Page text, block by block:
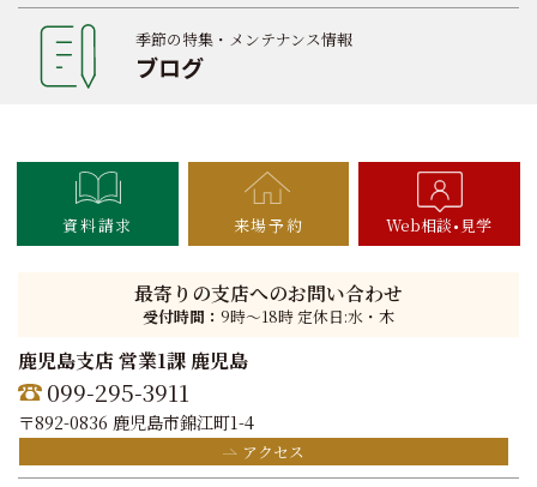
季節の特集・メンテナンス情報
ブログ
資料請求 来場予約 Web相談 見学
最寄りの支店へのお問い合わせ
受付時間： 9時〜18時 定休日:水・木
鹿児島支店 営業1課 鹿児島
099-295-3911
〒892-0836 鹿児島市錦江町1-4
アクセス